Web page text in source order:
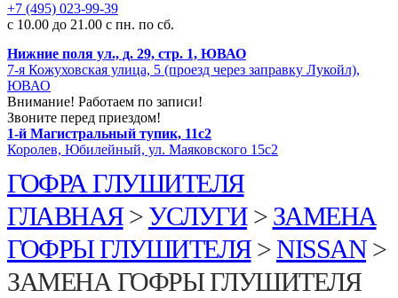
+7 (495) 023-99-39
с 10.00 до 21.00 с пн. по сб.
Нижние поля ул., д. 29, стр. 1, ЮВАО
7-я Кожуховская улица, 5 (проезд через заправку Лукойл),
ЮВАО
Внимание! Работаем по записи!
Звоните перед приездом!
1-й Магистральный тупик, 11с2
Королев, Юбилейный, ул. Маяковского 15с2
ГОФРА ГЛУШИТЕЛЯ
ГЛАВНАЯ> УСЛУГИ> ЗАМЕНА
ГОФРЫ ГЛУШИТЕЛЯ>NISSAN>
ЗАМЕНА ГОФРЫ ГЛУШИТЕЛЯ